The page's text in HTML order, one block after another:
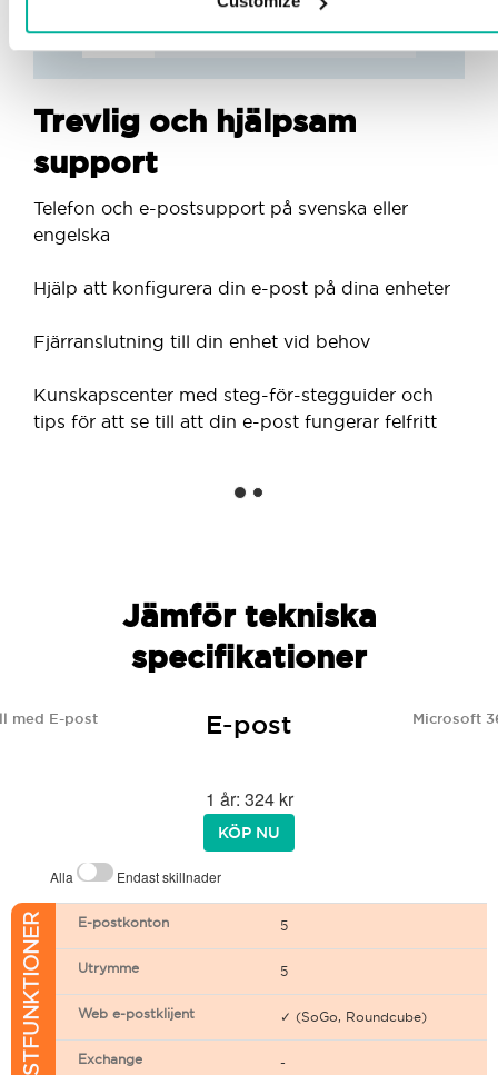
Trevlig och hjälpsam
support
Telefon och e-postsupport på svenska eller
engelska
Hjälp att konfigurera din e-post på dina enheter
Fjärranslutning till din enhet vid behov
Kunskapscenter med steg-för-stegguider och
tips för att se till att din e-post fungerar felfritt
Jämför tekniska
specifikationer
med E-post E-post Microsoft
1 år: 324 kr
KÖP NU
Alla Endast skillnader
E-POSTFUNKTIONER E-postkonton 5
Utrymme 5
Web e-postklijent ✓ (SoGo, Roundcube)
Exchange -